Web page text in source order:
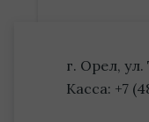
г. Орел, ул.
Касса: +7